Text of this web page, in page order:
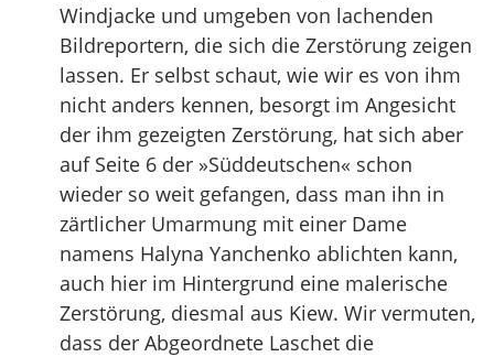
Windjacke und umgeben von lachenden
Bildreportern, die sich die Zerstörung zeigen
lassen. Er selbst schaut, wie wir es von ihm
nicht anders kennen, besorgt im Angesicht
der ihm gezeigten Zerstörung, hat sich aber
auf Seite 6 der »Süddeutschen« schon
wieder so weit gefangen, dass man ihn in
zärtlicher Umarmung mit einer Dame
namens Halyna Yanchenko ablichten kann,
auch hier im Hintergrund eine malerische
Zerstörung, diesmal aus Kiew. Wir vermuten,
dass der Abgeordnete Laschet die